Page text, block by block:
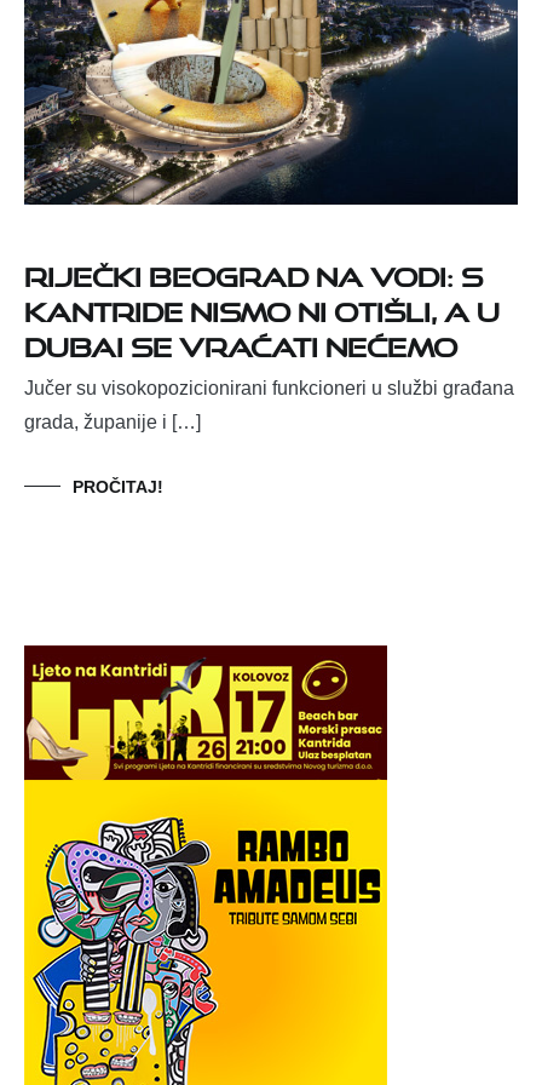
Riječki Beograd na vodi: S
Kantride nismo ni otišli, a u
Dubai se vraćati nećemo
Jučer su visokopozicionirani funkcioneri u službi građana
grada, županije i […]
PROČITAJ!